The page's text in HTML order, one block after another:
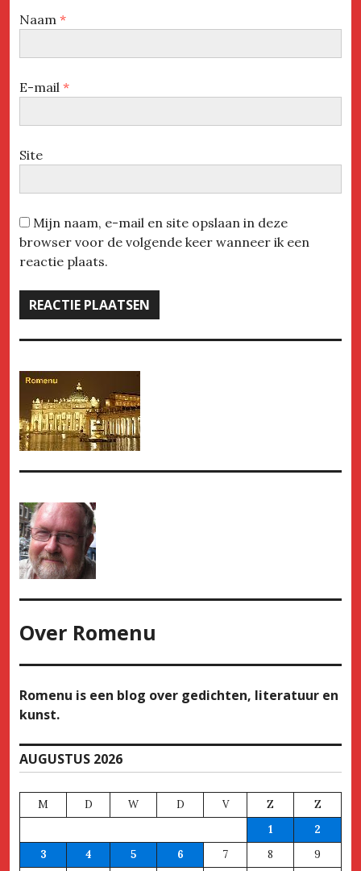
Naam *
E-mail *
Site
Mijn naam, e-mail en site opslaan in deze
browser voor de volgende keer wanneer ik een
reactie plaats.
Over Romenu
Romenu is een blog over gedichten, literatuur en
kunst.
AUGUSTUS 2026
M D W D V Z
Z
1
2
3
4 5 6 7 8
9